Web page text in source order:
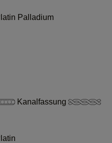
Palladium
Kanalfassung